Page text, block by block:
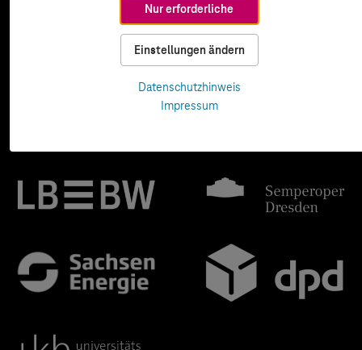
Nur erforderliche
Einstellungen ändern
Datenschutzhinweis
Impressum